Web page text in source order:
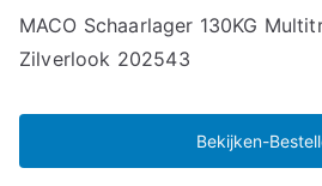
MACO Schaarlager 130KG
Zilverlook 202543
Bekijken-